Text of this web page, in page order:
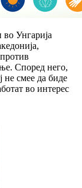
Унгарија
Според него,
не смее да биде
во интерес